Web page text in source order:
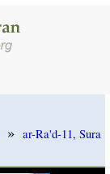
» ar-Ra'd-11, Sura